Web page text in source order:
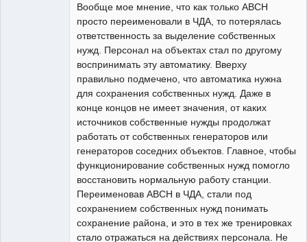
Вообще мое мнение, что как только АВСН
просто переименовали в ЧДА, то потерялась
ответственность за выделение собственных
нужд. Персонал на объектах стал по другому
воспринимать эту автоматику. Вверху
правильно подмечено, что автоматика нужна
для сохранения собственных нужд. Даже в
конце концов не имеет значения, от каких
источников собственные нужды продолжат
работать от собственных генераторов или
генераторов соседних объектов. Главное, чтобы
функционирование собственных нужд помогло
восстановить нормальную работу станции.
Переименовав АВСН в ЧДА, стали под
сохранением собственных нужд понимать
сохранение района, и это в тех же тренировках
стало отражаться на действиях персонала. Не